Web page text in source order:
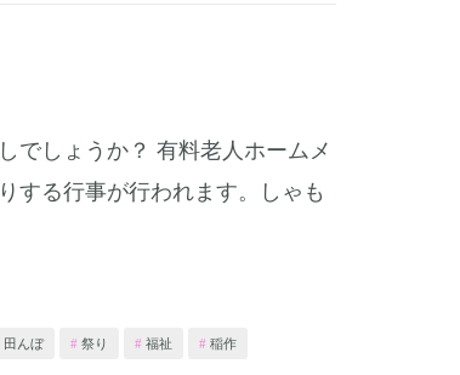
でしょうか？ 有料老人ホームメ
する行事が行われます。しゃも
田んぼ 祭り 福祉 稲作